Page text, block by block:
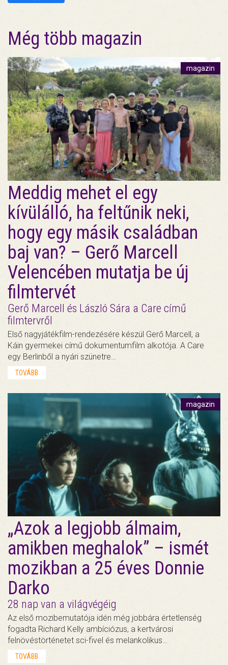
Még több magazin
magazin
Meddig mehet el egy
kívülálló, ha feltűnik neki,
hogy egy másik családban
baj van? – Gerő Marcell
Velencében mutatja be új
filmtervét
Gerő Marcell és László Sára a Care című
filmtervről
Első nagyjátékfilm-rendezésére készül Gerő Marcell, a
Káin gyermekei című dokumentumfilm alkotója. A Care
egy Berlinből a nyári szünetre…
TOVÁBB
magazin
„Azok a legjobb álmaim,
amikben meghalok” – ismét
mozikban a 25 éves Donnie
Darko
28 nap van a világvégéig
Az első mozibemutatója idén még jobbára értetlenség
fogadta Richard Kelly ambíciózus, a kertvárosi
felnövéstörténetet sci-fivel és melankolikus…
TOVÁBB